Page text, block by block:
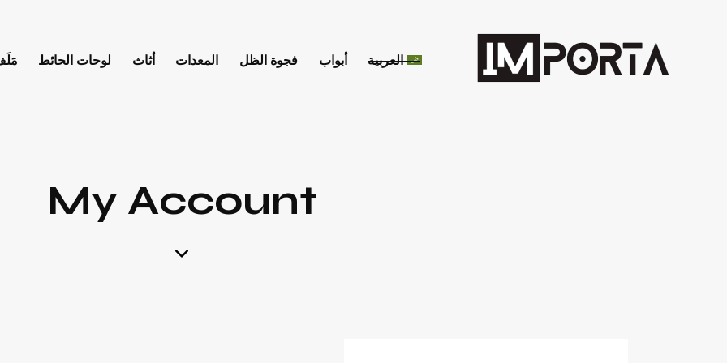
العربية أبواب فجوة الظل المعدات أثاث لوحات الحائط
My Account